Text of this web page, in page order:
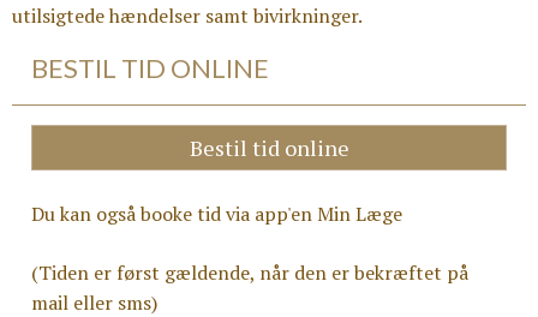
utilsigtede hændelser samt bivirkninger.
BESTIL TID ONLINE
Bestil tid online
Du kan også booke tid via app'en Min Læge
(Tiden er først gældende, når den er bekræftet på
mail eller sms)